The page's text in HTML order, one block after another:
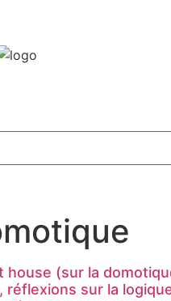
house (sur la
réflexions sur la